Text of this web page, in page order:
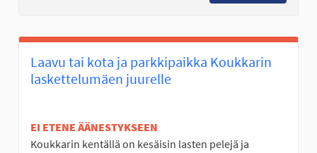
Laavu tai kota ja parkkipaikka Koukkarin
laskettelumäen juurelle
EI ETENE ÄÄNESTYKSEEN
Koukkarin kentällä on kesäisin lasten pelejä ja